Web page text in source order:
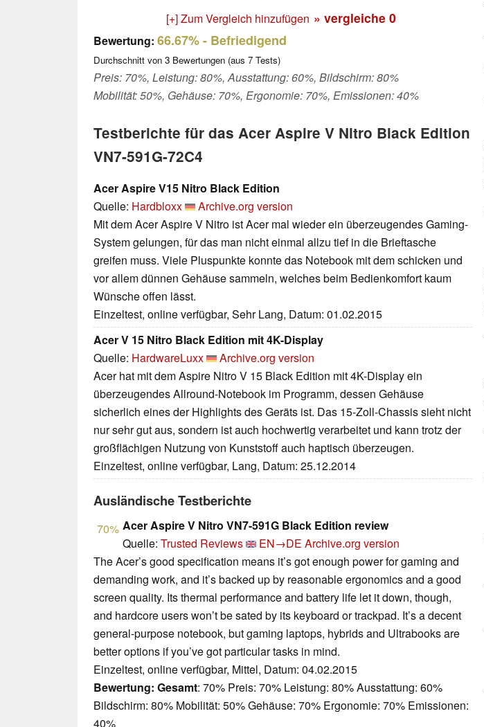
[+] Zum Vergleich hinzufügen » vergleiche 0
Bewertung: 66.67%- Befriedigend
Durchschnitt von 3 Bewertungen (aus 7 Tests)
Preis: 70%, Leistung: 80%, Ausstattung: 60%, Bildschirm: 80%
Mobilität: 50%, Gehäuse: 70%, Ergonomie: 70%, Emissionen: 40%
Testberichte für das Acer Aspire V Nitro Black Edition
VN7-591G-72C4
Acer Aspire V15 Nitro Black Edition
Quelle: Hardbloxx
Archive.org version
Mit dem Acer Aspire V Nitro ist Acer mal wieder ein überzeugendes Gaming-
System gelungen, für das man nicht einmal allzu tief in die Brieftasche
greifen muss. Viele Pluspunkte konnte das Notebook mit dem schicken und
vor allem dünnen Gehäuse sammeln, welches beim Bedienkomfort kaum
Wünsche offen lässt.
Einzeltest, online verfügbar, Sehr Lang, Datum: 01.02.2015
Acer V 15 Nitro Black Edition mit 4K-Display
Quelle: HardwareLuxx
Archive.org version
Acer hat mit dem Aspire Nitro V 15 Black Edition mit 4K-Display ein
überzeugendes Allround-Notebook im Programm, dessen Gehäuse
sicherlich eines der Highlights des Geräts ist. Das 15-Zoll-Chassis sieht nicht
nur sehr gut aus, sondern ist auch hochwertig verarbeitet und kann trotz der
großflächigen Nutzung von Kunststoff auch haptisch überzeugen.
Einzeltest, online verfügbar, Lang, Datum: 25.12.2014
Ausländische Testberichte
70% Acer Aspire V Nitro VN7-591G Black Edition review
Quelle: Trusted Reviews EN→DE Archive.org version
The Acer’s good specification means it’s got enough power for gaming and
demanding work, and it’s backed up by reasonable ergonomics and a good
screen quality. Its thermal performance and battery life let it down, though,
and hardcore users won’t be sated by its keyboard or trackpad. It’s a decent
general-purpose notebook, but gaming laptops, hybrids and Ultrabooks are
better options if you’ve got particular tasks in mind.
Einzeltest, online verfügbar, Mittel, Datum: 04.02.2015
Bewertung: Gesamt: 70% Preis: 70% Leistung: 80% Ausstattung: 60%
Bildschirm: 80% Mobilität: 50% Gehäuse: 70% Ergonomie: 70% Emissionen:
40%